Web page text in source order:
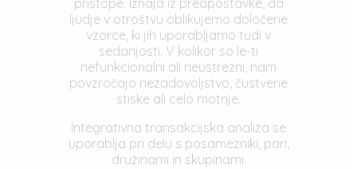
pristope. Izhaja iz predpostavke, da
ljudje v otroštvu oblikujemo določene
vzorce, ki jih uporabljamo tudi v
sedanjosti. V kolikor so le-ti
nefunkcionalni ali neustrezni, nam
povzročajo nezadovoljstvo, čustvene
stiske ali celo motnje.
Integrativna transakcijska analiza se
uporablja pri delu s posamezniki, pari,
družinami in skupinami.